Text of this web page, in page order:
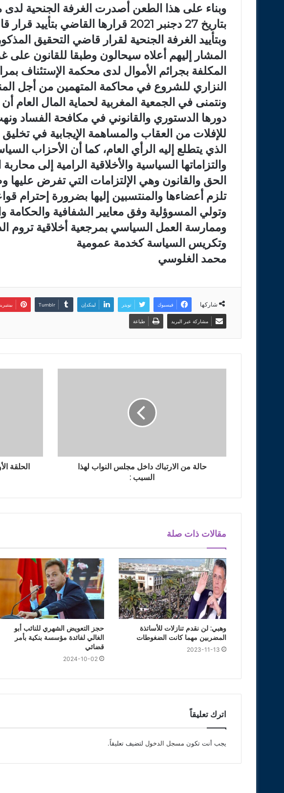
وبناء على هذا الطعن أصدرت الغرفة الجنحية
بتاريخ 27 دجنبر 2021 قرارها القاضي بتأييد قرار قاضي التحقيق
وبتأييد الغرفة الجنحية لقرار قاضي التحقيق
المشار إليهم أعلاه سيحالون وطبقا للقانون على
المكلفة بجرائم الأموال لدى محكمة الإستئناف
النزاري للشروع في محاكمة المتهمين من أجل
ونتمنى في الجمعية المغربية لحماية المال العام
دورها الدستوري والقانوني في مكافحة الفساد
للإفلات من العقاب والمساهمة الإيجابية في
الذي يتطلع إليه الرأي العام، كما أن الأحزاب
والتزاماتها السياسية والأخلاقية الرامية إلى
الحق والقانون وهي الإلتزامات التي تفرض
تلزم أعضاءها والمنتسبين إليها بضرورة إحترام
وتولي المسوؤلية وفق معايير الشفافية والحكامة
وممارسة العمل السياسي بمرجعية أخلاقية تروم
وتكريس السياسة كخدمة عمومية
محمد الغلوسي
شاركها فيسبوك تويتر لينكدإن
مشاركة عبر البريد طباعة
حالة من الارتباك داخل مجلس النواب لهذا
السبب :
الحلقة
مقالات ذات صلة
وهبي: لن نقدم تنازلات للأساتذة
المضربين مهما كانت الضغوطات
2023-11-13
حجز التعويض الشهري للنائب أبو
الغالي لفائدة مؤسسة بنكية بأمر
قضائي
2024-10-02
اترك تعليقاً
يجب أنت تكون مسجل الدخول لتضيف تعليقاً.